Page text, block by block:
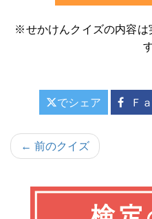
※せかけんクイズの内容は
でシェア Ｆ
投← 前のクイズ